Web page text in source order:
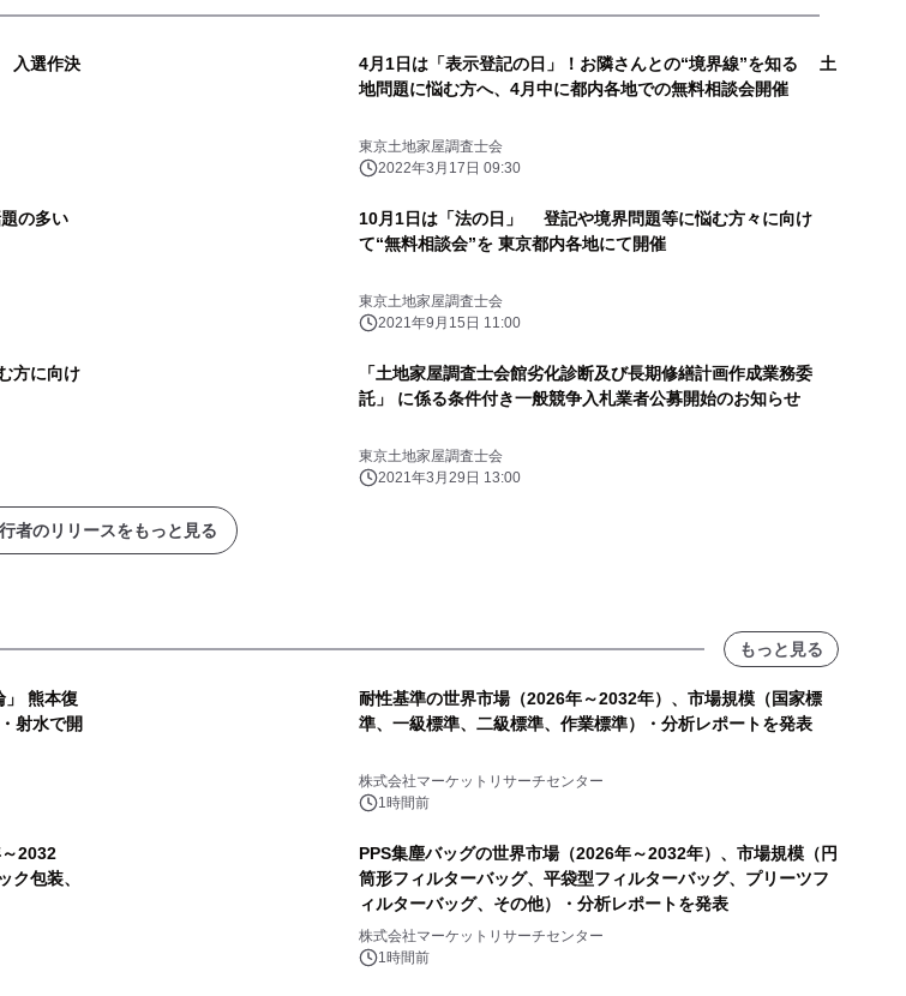
入選作決
4月1日は「表示登記の日」！お隣さんとの“境界線”を知る 土
地問題に悩む方へ、4月中に都内各地での無料相談会開催
東京土地家屋調査士会
2022年3月17日 09:30
の多い
10月1日は「法の日」 登記や境界問題等に悩む方々に向け
て“無料相談会”を 東京都内各地にて開催
東京土地家屋調査士会
2021年9月15日 11:00
方に向け
「土地家屋調査士会館劣化診断及び長期修繕計画作成業務委
託」 に係る条件付き一般競争入札業者公募開始のお知らせ
東京土地家屋調査士会
2021年3月29日 13:00
者のリリースをもっと見る
もっと見る
」 熊本復
射水で開
耐性基準の世界市場（2026年～2032年）、市場規模（国家標
準、一級標準、二級標準、作業標準）・分析レポートを発表
株式会社マーケットリサーチセンター
1時間前
2032
ク包装、
PPS集塵バッグの世界市場（2026年～2032年）、市場規模（円
筒形フィルターバッグ、平袋型フィルターバッグ、プリーツフ
ィルターバッグ、その他）・分析レポートを発表
株式会社マーケットリサーチセンター
1時間前